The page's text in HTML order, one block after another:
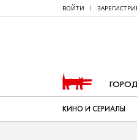
ВОЙТИ
КИНО И СЕРИАЛЫ